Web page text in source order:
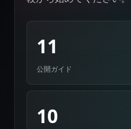
11
公開ガイド
10